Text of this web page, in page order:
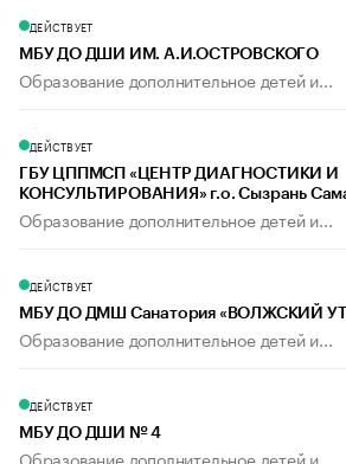
ДЕЙСТВУЕТ
МБУ ДО ДШИ ИМ. А.И.ОСТРОВСКОГО
Образование дополнительное детей и...
ДЕЙСТВУЕТ
ГБУ ЦППМСП «ЦЕНТР ДИАГНОСТИКИ И
КОНСУЛЬТИРОВАНИЯ» г.о. Сызрань
Образование дополнительное детей и...
ДЕЙСТВУЕТ
МБУ ДО ДМШ Санатория «ВОЛЖСКИЙ
Образование дополнительное детей и...
ДЕЙСТВУЕТ
МБУ ДО ДШИ № 4
Образование дополнительное детей и...